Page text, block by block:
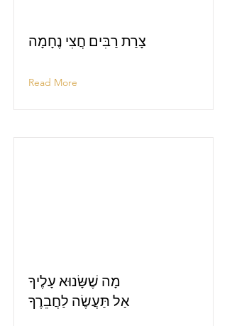
צָרַת רַבִּים חֲצִי נֶחָמָה
Read More
מָה שֶׁשָּׂנוּא עָלֶיךָ
אַל תַּעֲשֶׂה לַחֲבֵרֶךָ